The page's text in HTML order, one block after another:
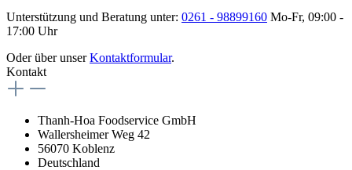
Unterstützung und Beratung unter: 0261 - 98899160 Mo-Fr, 09:00 -
17:00 Uhr
Oder über unserKontaktformular.
Kontakt
Thanh-Hoa Foodservice GmbH
Wallersheimer Weg 42
56070 Koblenz
Deutschland